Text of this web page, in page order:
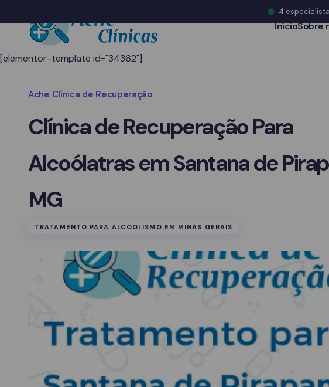
InícioSobre
[elementor-template id="34362"]
Ache Clínica de Recuperação
Clínica de Recuperação Para
Alcoólatras em Santana de
MG
TRATAMENTO PARA ALCOOLISMO EM MINAS GERAIS
4